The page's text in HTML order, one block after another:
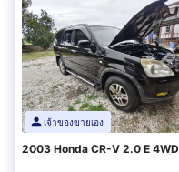
เจ้าของขายเอง
2003 Honda CR-V 2.0 E 4WD